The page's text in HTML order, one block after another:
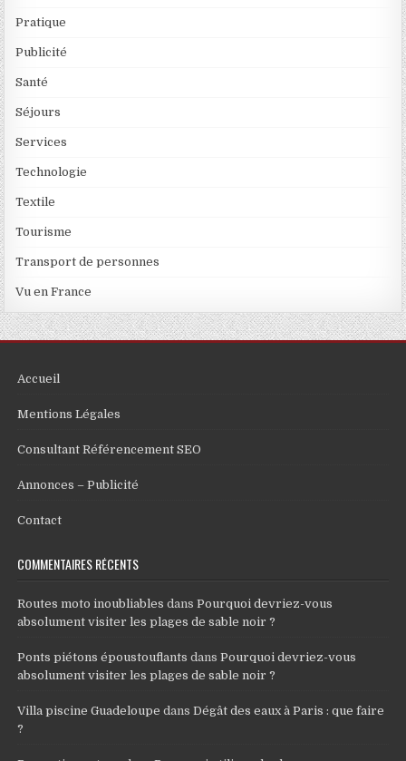
Pratique
Publicité
Santé
Séjours
Services
Technologie
Textile
Tourisme
Transport de personnes
Vu en France
Accueil
Mentions Légales
Consultant Référencement SEO
Annonces – Publicité
Contact
COMMENTAIRES RÉCENTS
Routes moto inoubliables dansPourquoi devriez-vous
absolument visiter les plages de sable noir ?
Ponts piétons époustouflants dansPourquoi devriez-vous
absolument visiter les plages de sable noir ?
Villa piscine Guadeloupe dansDégât des eaux à Paris : que faire
?